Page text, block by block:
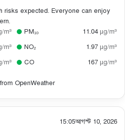
risks expected. Everyone can enjoy
m³ PM₁₀ 11.04 µg/m³
m³ NO₂ 1.97 µg/m³
m³ CO 167 µg/m³
OpenWeather
15:05আগস্ট 10, 2026